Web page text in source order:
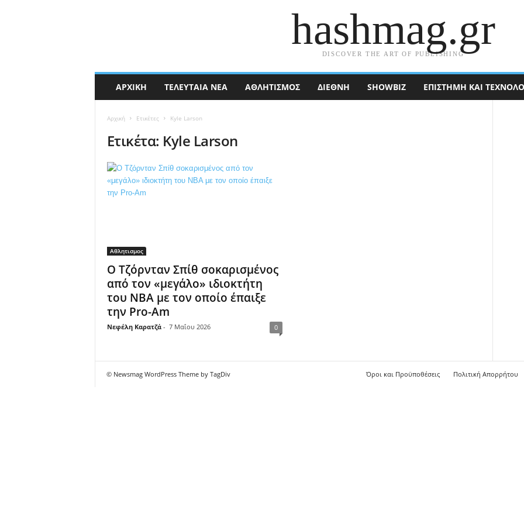
hashmag.gr
DISCOVER THE ART OF PUBLISHING
ΑΡΧΙΚΉ ΤΕΛΕΥΤΑΊΑ ΝΈΑ ΑΘΛΗΤΙΣΜΟΣ ΔΙΕΘΝΉ SHOWBIZ ΕΠΙΣΤΉΜΗ ΚΑΙ
Αρχική Ετικέτες Kyle Larson
Ετικέτα: Kyle Larson
Αθλητισμος
Ο Τζόρνταν Σπίθ σοκαρισμένος
από τον «μεγάλο» ιδιοκτήτη
του ΝΒΑ με τον οποίο έπαιξε
την Pro-Am
Νεφέλη Καρατζά - 7 Μαΐου 2026 0
Όροι και Προϋποθέσεις Πολιτική Απορρήτου
© Newsmag WordPress Theme by TagDiv